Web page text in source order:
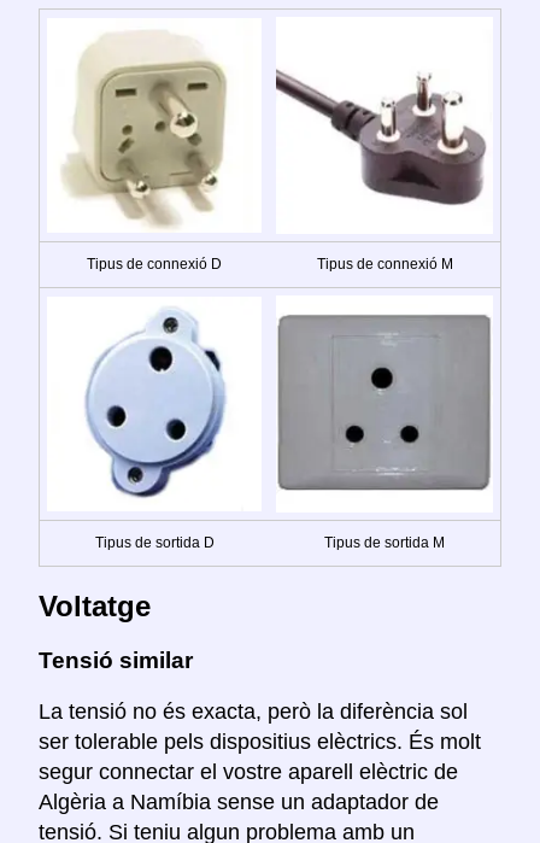
Tipus de connexió D Tipus de connexió M
Tipus de sortida D Tipus de sortida M
Voltatge
Tensió similar
La tensió no és exacta, però la diferència sol
ser tolerable pels dispositius elèctrics. És molt
segur connectar el vostre aparell elèctric de
Algèria a Namíbia sense un adaptador de
tensió. Si teniu algun problema amb un